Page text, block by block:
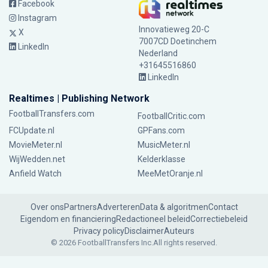
Facebook
Instagram
X
LinkedIn
Innovatieweg 20-C
7007CD Doetinchem
Nederland
+31645516860
LinkedIn
Realtimes | Publishing Network
FootballTransfers.com
FootballCritic.com
FCUpdate.nl
GPFans.com
MovieMeter.nl
MusicMeter.nl
WijWedden.net
Kelderklasse
Anfield Watch
MeeMetOranje.nl
Over onsPartnersAdverterenData & algoritmenContact
Eigendom en financieringRedactioneel beleidCorrectiebeleid
Privacy policyDisclaimerAuteurs
© 2026 FootballTransfers Inc.All rights reserved.